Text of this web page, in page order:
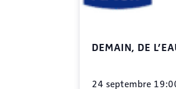
DEMAIN, DE
24 septembre